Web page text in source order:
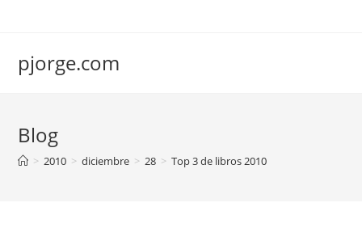
pjorge.com
Blog
> 2010 > diciembre > 28 > Top 3 de libros 2010